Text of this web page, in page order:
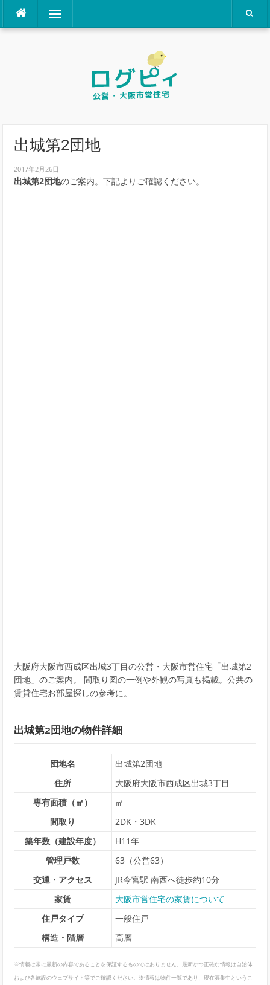
テ
メニュー
出城第2団地
2017年2月26日
出城第2団地のご案内。下記よりご確認ください。
大阪府大阪市西成区出城3丁目の公営・大阪市営住宅「出城第2
団地」のご案内。 間取り図の一例や外観の写真も掲載。公共の
賃貸住宅お部屋探しの参考に。
出城第2団地の物件詳細
団地名
出城第2団地
住所
大阪府大阪市西成区出城3丁目
専有面積（㎡）
㎡
間取り
2DK・3DK
築年数（建設年度）
H11年
管理戸数
63（公営63）
交通・アクセス
JR今宮駅 南西へ徒歩約10分
家賃
大阪市営住宅の家賃について
住戸タイプ
一般住戸
構造・階層
高層
※情報は常に最新の内容であることを保証するものではありません。最新かつ正確な情報は自治体
および各施設のウェブサイト等でご確認ください。※情報は物件一覧であり、現在募集中というこ